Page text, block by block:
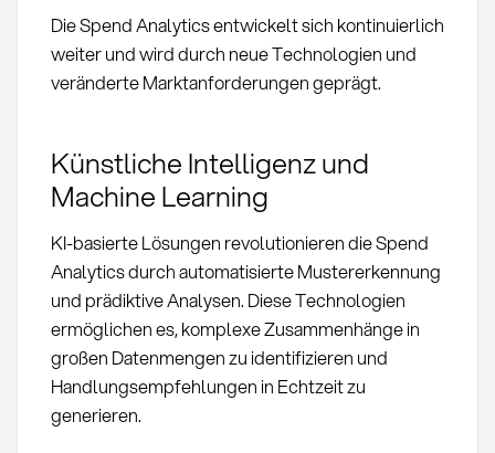
Die Spend Analytics entwickelt sich kontinuierlich
weiter und wird durch neue Technologien und
veränderte Marktanforderungen geprägt.
Künstliche Intelligenz und
Machine Learning
KI-basierte Lösungen revolutionieren die Spend
Analytics durch automatisierte Mustererkennung
und prädiktive Analysen. Diese Technologien
ermöglichen es, komplexe Zusammenhänge in
großen Datenmengen zu identifizieren und
Handlungsempfehlungen in Echtzeit zu
generieren.